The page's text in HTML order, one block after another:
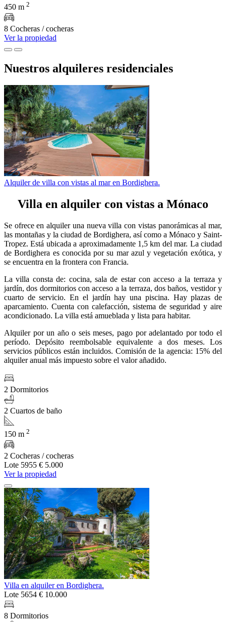
450 m 2
8 Cocheras / cocheras
Ver la propiedad
Nuestros alquileres residenciales
Alquiler de villa con vistas al mar en Bordighera.
Villa en alquiler con vistas a Mónaco
Se ofrece en alquiler una nueva villa con vistas panorámicas al mar,
las montañas y la ciudad de Bordighera, así como a Mónaco y Saint-
Tropez. Está ubicada a aproximadamente 1,5 km del mar. La ciudad
de Bordighera es conocida por su mar azul y vegetación exótica, y
se encuentra en la frontera con Francia.
La villa consta de: cocina, sala de estar con acceso a la terraza y
jardín, dos dormitorios con acceso a la terraza, dos baños, vestidor y
cuarto de servicio. En el jardín hay una piscina. Hay plazas de
aparcamiento. Cuenta con calefacción, sistema de seguridad y aire
acondicionado. La villa está amueblada y lista para habitar.
Alquiler por un año o seis meses, pago por adelantado por todo el
período. Depósito reembolsable equivalente a dos meses. Los
servicios públicos están incluidos. Comisión de la agencia: 15% del
alquiler anual más impuesto sobre el valor añadido.
2 Dormitorios
2 Cuartos de baño
150 m 2
2 Cocheras / cocheras
Lote 5955 € 5.000
Ver la propiedad
Villa en alquiler en Bordighera.
Lote 5654 € 10.000
8 Dormitorios